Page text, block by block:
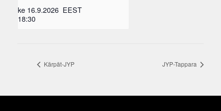
ke 16.9.2026
18:30
EEST
Kärpät-JYP JYP-Tappara